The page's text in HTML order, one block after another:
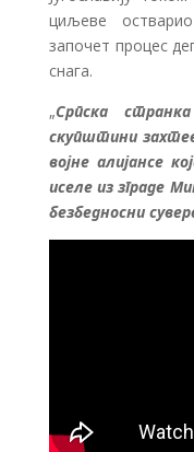
циљеве
започет процес
снага.
„Српска
скупштини
војне алијансе
иселе из зграде
безбедносни